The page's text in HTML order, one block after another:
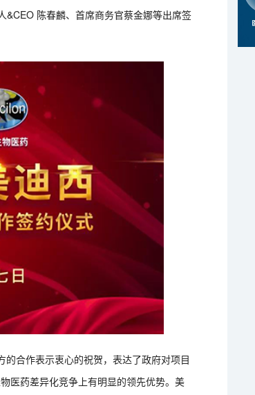
&CEO 陈春麟、首席商务官蔡金娜等出席签
合作表示衷心的祝贺，表达了政府对项目
医药差异化竞争上有明显的领先优势。美